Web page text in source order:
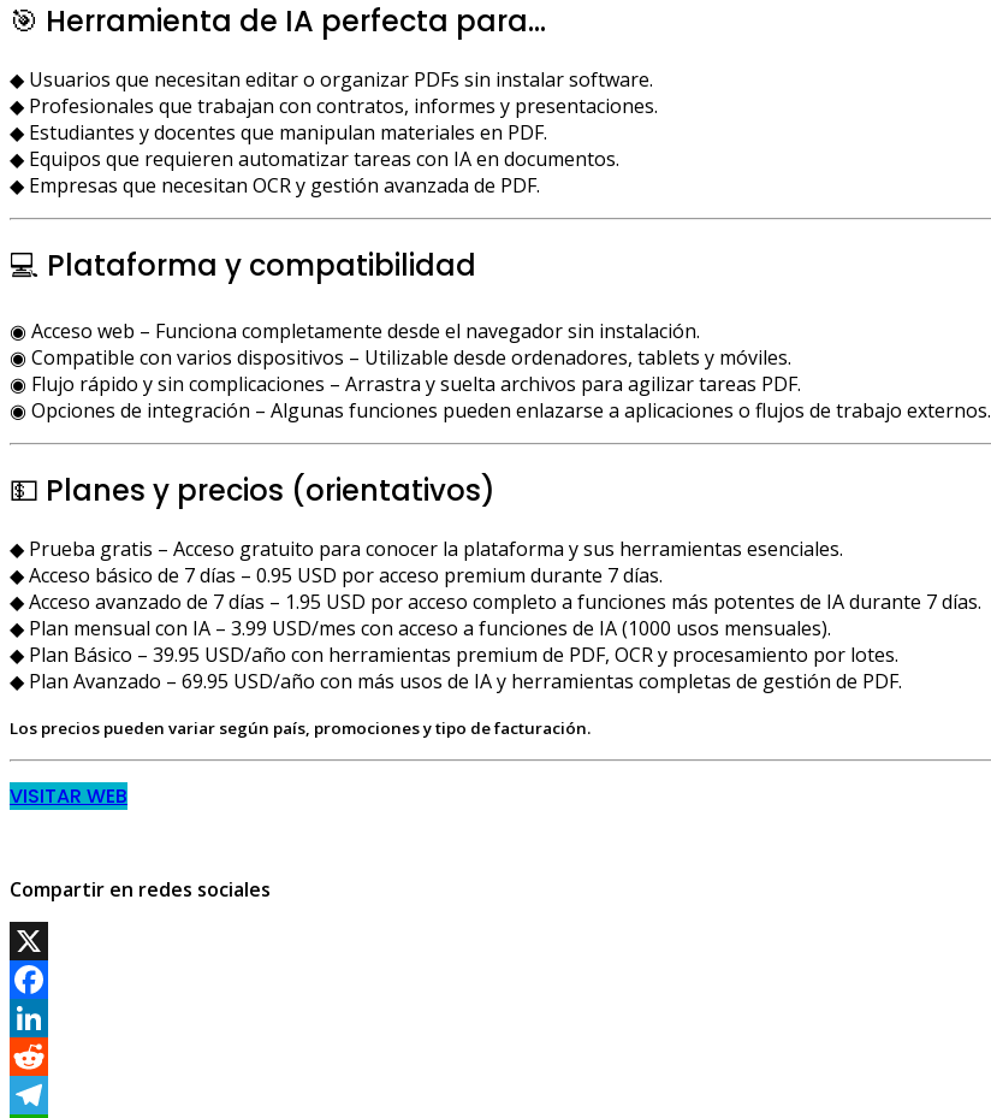
🎯 Herramienta de IA perfecta para…
◆ Usuarios que necesitan editar o organizar PDFs sin instalar software.
◆ Profesionales que trabajan con contratos, informes y presentaciones.
◆ Estudiantes y docentes que manipulan materiales en PDF.
◆ Equipos que requieren automatizar tareas con IA en documentos.
◆ Empresas que necesitan OCR y gestión avanzada de PDF.
💻 Plataforma y compatibilidad
◉ Acceso web – Funciona completamente desde el navegador sin instalación.
◉ Compatible con varios dispositivos – Utilizable desde ordenadores, tablets y móviles.
◉ Flujo rápido y sin complicaciones – Arrastra y suelta archivos para agilizar tareas PDF.
◉ Opciones de integración – Algunas funciones pueden enlazarse a aplicaciones o flujos de trabajo externos.
💵 Planes y precios (orientativos)
◆ Prueba gratis – Acceso gratuito para conocer la plataforma y sus herramientas esenciales.
◆ Acceso básico de 7 días – 0.95 USD por acceso premium durante 7 días.
◆ Acceso avanzado de 7 días – 1.95 USD por acceso completo a funciones más potentes de IA durante 7 días.
◆ Plan mensual con IA – 3.99 USD/mes con acceso a funciones de IA (1000 usos mensuales).
◆ Plan Básico – 39.95 USD/año con herramientas premium de PDF, OCR y procesamiento por lotes.
◆ Plan Avanzado – 69.95 USD/año con más usos de IA y herramientas completas de gestión de PDF.
Los precios pueden variar según país, promociones y tipo de facturación.
VISITAR WEB
Compartir en redes sociales
X
Facebook
LinkedIn
Reddit